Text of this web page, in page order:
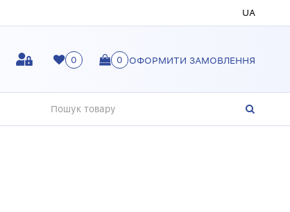
UA
ОФОРМИТИ ЗАМОВЛЕННЯ
0
0